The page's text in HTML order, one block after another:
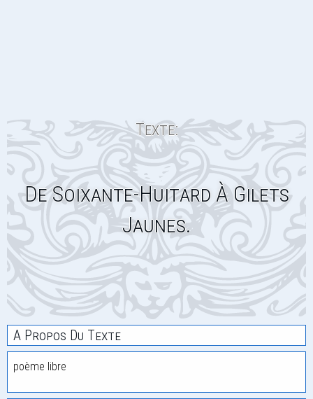
Texte:
De Soixante-Huitard À Gilets
Jaunes.
A Propos Du Texte
poème libre